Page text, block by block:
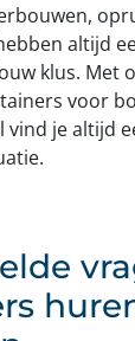
altijd
klus. Met
voor
vind je altijd